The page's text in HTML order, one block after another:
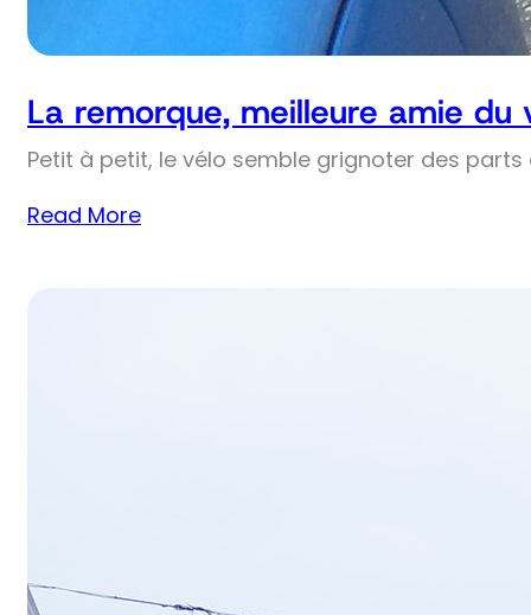
La remorque, meilleure amie du
Petit à petit, le vélo semble grignoter des
Read More